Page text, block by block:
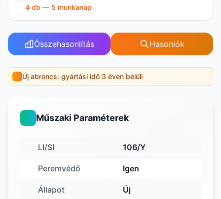
4 db — 5 munkanap
Összehasonlítás Hasonlók
Új abroncs: gyártási idő 3 éven belüli
Műszaki Paraméterek
LI/SI 106/Y
Peremvédő Igen
Állapot Új